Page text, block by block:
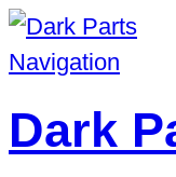
Navigation
Dark